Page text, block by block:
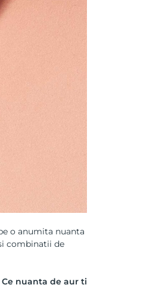
o anumita nuanta
combinatii de
Ce nuanta de aur ti